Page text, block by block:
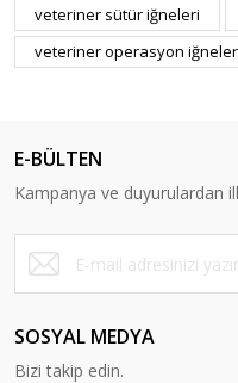
veteriner sütür iğneleri
veteriner operasyon
E-BÜLTEN
Kampanya ve duyurulardan
SOSYAL MEDYA
Bizi takip edin.